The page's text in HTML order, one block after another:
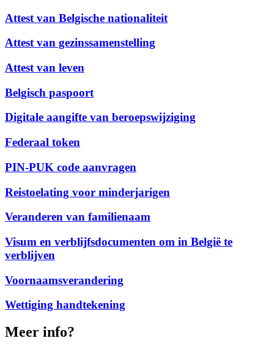
Attest van Belgische nationaliteit
Attest van gezinssamenstelling
Attest van leven
Belgisch paspoort
Digitale aangifte van beroepswijziging
Federaal token
PIN-PUK code aanvragen
Reistoelating voor minderjarigen
Veranderen van familienaam
Visum en verblijfsdocumenten om in België te
verblijven
Voornaamsverandering
Wettiging handtekening
Meer info?